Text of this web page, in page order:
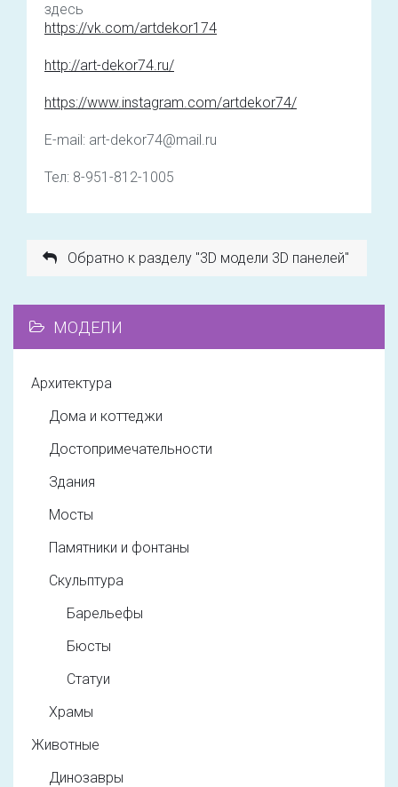
здесь
https://vk.com/artdekor174
http://art-dekor74.ru/
https://www.instagram.com/artdekor74/
E-mail: art-dekor74@mail.ru
Тел: 8-951-812-1005
Обратно к разделу "3D модели 3D панелей"
МОДЕЛИ
Архитектура
Дома и коттеджи
Достопримечательности
Здания
Мосты
Памятники и фонтаны
Скульптура
Барельефы
Бюсты
Статуи
Храмы
Животные
Динозавры